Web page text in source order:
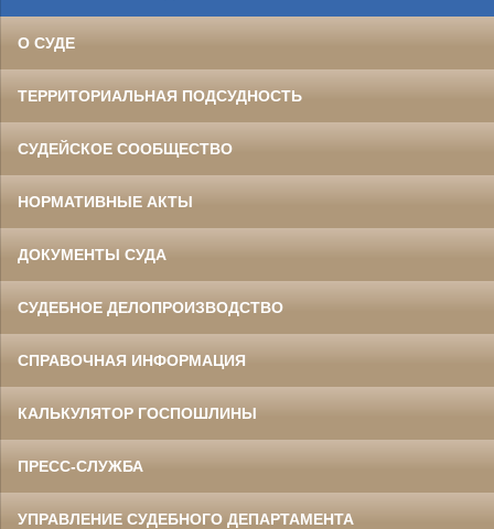
О СУДЕ
ТЕРРИТОРИАЛЬНАЯ ПОДСУДНОСТЬ
СУДЕЙСКОЕ СООБЩЕСТВО
НОРМАТИВНЫЕ АКТЫ
ДОКУМЕНТЫ СУДА
СУДЕБНОЕ ДЕЛОПРОИЗВОДСТВО
СПРАВОЧНАЯ ИНФОРМАЦИЯ
КАЛЬКУЛЯТОР ГОСПОШЛИНЫ
ПРЕСС-СЛУЖБА
УПРАВЛЕНИЕ СУДЕБНОГО ДЕПАРТАМЕНТА